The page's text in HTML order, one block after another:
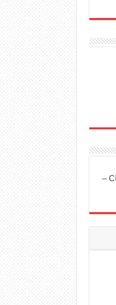
ל־CFMOTO 800MT-X –